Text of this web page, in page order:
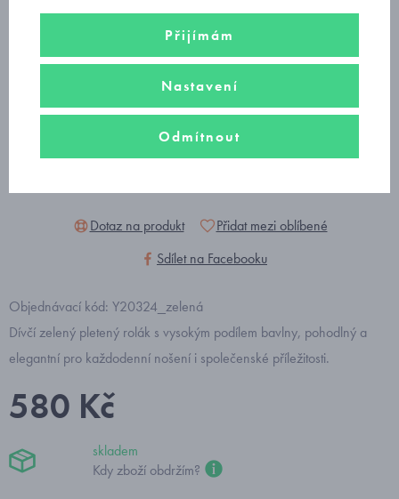
Dotaz na produkt
Přidat mezi oblíbené
Sdílet na Facebooku
Objednávací kód: Y20324_zelená
Dívčí zelený pletený rolák s vysokým podílem bavlny, pohodlný a
elegantní pro každodenní nošení i společenské příležitosti.
580 Kč
skladem
Kdy zboží obdržím?
Přijímám
Nastavení
Odmítnout